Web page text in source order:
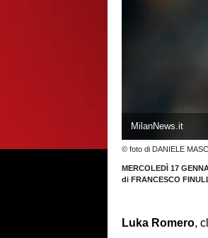
MilanNews.it
© foto di DANIELE
MERCOLEDÌ 17
di FRANCESCO
Luka Romero,